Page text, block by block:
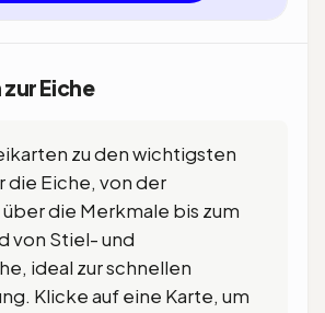
Eiche
zu den wichtigsten
die Eiche, von der
die Merkmale bis zum
von Stiel- und
ideal zur schnellen
Klicke auf eine Karte, um